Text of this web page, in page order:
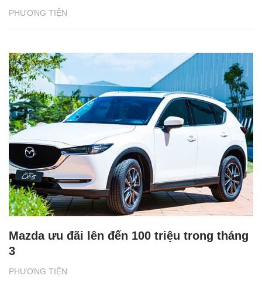
PHƯƠNG TIỆN
PHƯƠNG TIỆN
Mazda ưu đãi lên đến 100 triệu trong tháng
3